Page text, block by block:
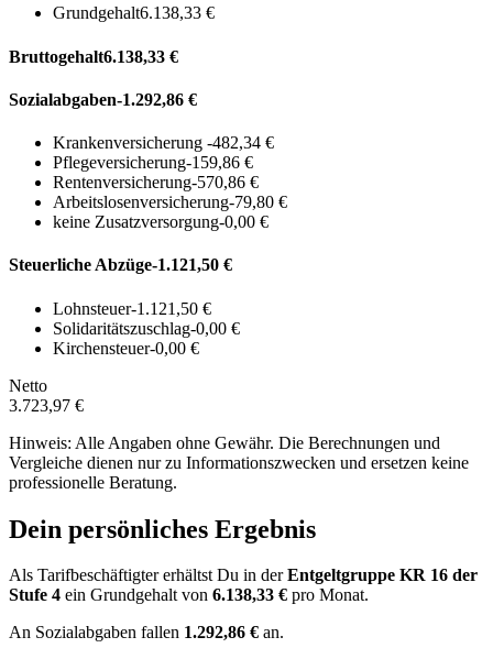
Grundgehalt6.138,33 €
Bruttogehalt6.138,33 €
Sozialabgaben-1.292,86 €
Krankenversicherung -482,34 €
Pflegeversicherung-159,86 €
Rentenversicherung-570,86 €
Arbeitslosenversicherung-79,80 €
keine Zusatzversorgung-0,00 €
Steuerliche Abzüge-1.121,50 €
Lohnsteuer-1.121,50 €
Solidaritätszuschlag-0,00 €
Kirchensteuer-0,00 €
Netto
3.723,97 €
Hinweis: Alle Angaben ohne Gewähr. Die Berechnungen und
Vergleiche dienen nur zu Informationszwecken und ersetzen keine
professionelle Beratung.
Dein persönliches Ergebnis
Als Tarifbeschäftigter erhältst Du in derEntgeltgruppe KR 16 der
Stufe 4 ein Grundgehalt von 6.138,33 € pro Monat.
An Sozialabgaben fallen 1.292,86 € an.